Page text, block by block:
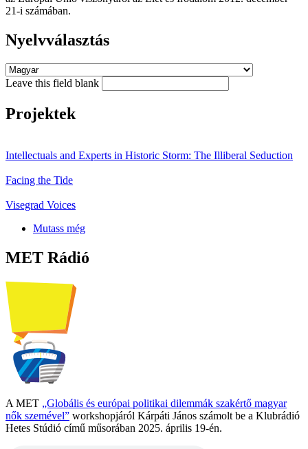
21-i számában.
Nyelvválasztás
Leave this field blank
Projektek
Intellectuals and Experts in Historic Storm: The Illiberal Seduction
Facing the Tide
Visegrad Voices
Mutass még
MET Rádió
A MET „Globális és európai politikai dilemmák szakértő magyar
nők szemével” workshopjáról Kárpáti János számolt be a Klubrádió
Hetes Stúdió című műsorában 2025. április 19-én.